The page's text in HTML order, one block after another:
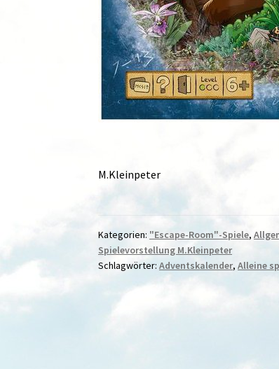
M.Kleinpeter
Kategorien: "Escape-Room"-Spiele,
Spielevorstellung M.Kleinpeter
Schlagwörter:Adventskalender,Alleine